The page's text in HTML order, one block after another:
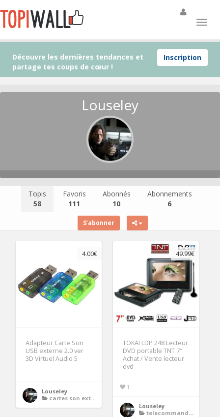
Inscription
Découvre les dernières tendances et
partage tes coups de cœur !
Louseley
Topis
58
Favoris
111
Abonnés
10
Abonnements
6
S’abonner
4.00€
Adapteur Carte Son
USB externe 2.0 ver
3D Virtuel Audio 5
Louseley
cartes son externes
49.99€
TOKAI LDP 248 Lecteur
DVD portable TNT 7″
Achat / Vente lecteur
dvd
1
Louseley
telecommande deportee